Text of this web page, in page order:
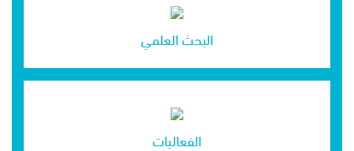
البحث العلمي
الفعاليات